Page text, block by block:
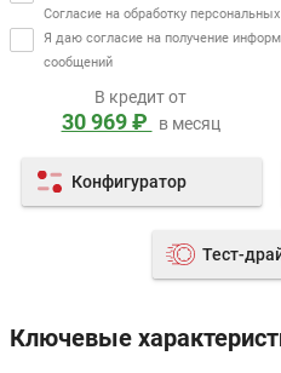
Согласие на обработку
Я даю согласие на получение
сообщений
Конфигуратор
Тест-
В кредит от
30 969 ₽ в месяц
Ключевые